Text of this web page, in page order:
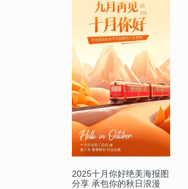
2025十月你好绝美海报图
分享 承包你的秋日浪漫